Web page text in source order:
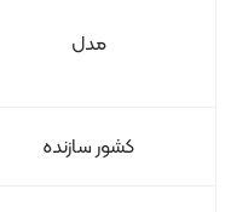
مدل
کشور سازنده